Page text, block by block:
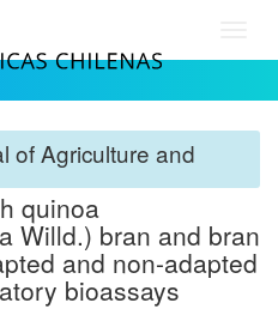
of Agriculture and
quinoa
Willd.) bran and bran
and non-adapted
bioassays